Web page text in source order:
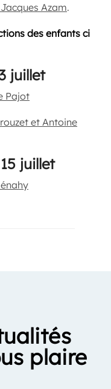
Azam.
des enfants ci
juillet
Pajot
et Antoine
juillet
plaire